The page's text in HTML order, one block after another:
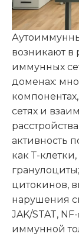
возникают в
иммунных
доменах:
сетях и
активность
как Т-
цитокинов,
нарушения
JAK/STAT,
иммунной